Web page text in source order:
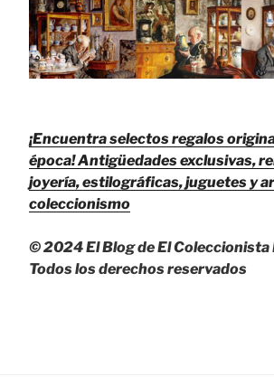
¡Encuentra selectos regalos
época!Antigüedades exclusivas,
joyería, estilográficas, juguetes y
coleccionismo
© 2024 El Blog de El Coleccionista
Todos los derechos reservados